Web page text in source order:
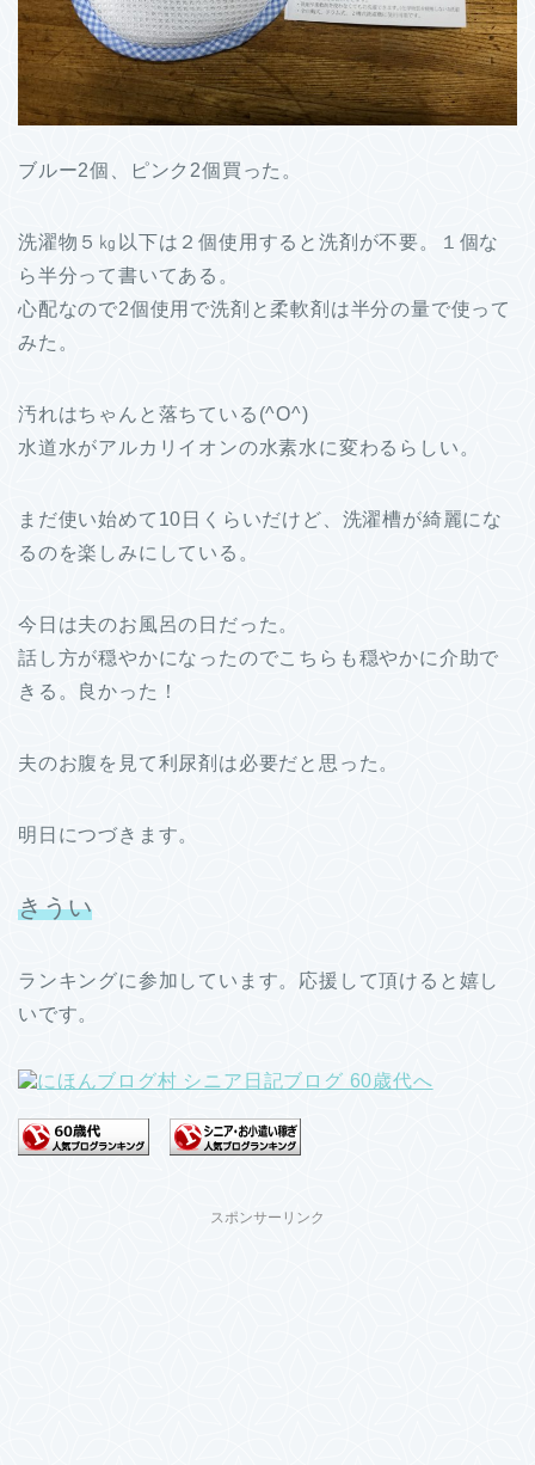
ブルー2個、ピンク2個買った。
洗濯物５㎏以下は２個使用すると洗剤が不要。１個な
ら半分って書いてある。
心配なので2個使用で洗剤と柔軟剤は半分の量で使って
みた。
汚れはちゃんと落ちている(^O^)
水道水がアルカリイオンの水素水に変わるらしい。
まだ使い始めて10日くらいだけど、洗濯槽が綺麗にな
るのを楽しみにしている。
今日は夫のお風呂の日だった。
話し方が穏やかになったのでこちらも穏やかに介助で
きる。良かった！
夫のお腹を見て利尿剤は必要だと思った。
明日につづきます。
きうい
ランキングに参加しています。応援して頂けると嬉し
いです。
スポンサーリンク